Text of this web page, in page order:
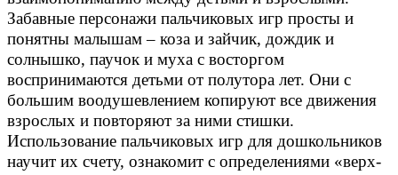
Забавные персонажи пальчиковых игр просты и
понятны малышам – коза и зайчик, дождик и
солнышко, паучок и муха с восторгом
воспринимаются детьми от полутора лет. Они с
большим воодушевлением копируют все движения
взрослых и повторяют за ними стишки.
Использование пальчиковых игр для дошкольников
научит их счету, ознакомит с определениями «верх-